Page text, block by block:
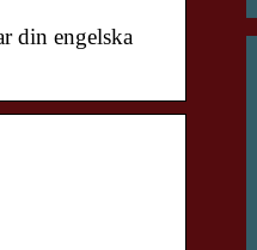
din engelska